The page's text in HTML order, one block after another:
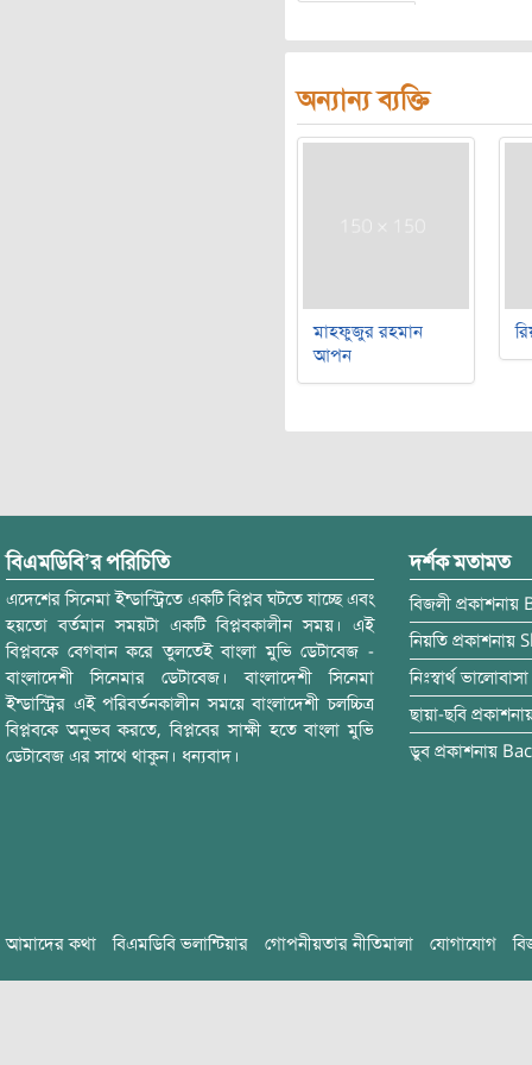
অন্যান্য ব্যক্তি
মাহফুজুর রহমান
আপন
বিএমডিবি’র পরিচিতি
এদেশের সিনেমা ইন্ডাস্ট্রিতে একটি বিপ্লব ঘটতে যাচ্ছে এবং
হয়তো বর্তমান সময়টা একটি বিপ্লবকালীন সময়। এই
বিপ্লবকে বেগবান করে তুলতেই বাংলা মুভি ডেটাবেজ -
বাংলাদেশী সিনেমার ডেটাবেজ। বাংলাদেশী সিনেমা
ইন্ডাস্ট্রির এই পরিবর্তনকালীন সময়ে বাংলাদেশী চলচ্চিত্র
বিপ্লবকে অনুভব করতে, বিপ্লবের সাক্ষী হতে বাংলা মুভি
ডেটাবেজ এর সাথে থাকুন। ধন্যবাদ।
দর্শক মতামত
বিজলী প্রকাশনায়
নিয়তি প্রকাশনায়
নিঃস্বার্থ ভালোবাসা
ছায়া-ছবি
ডুব প্রকাশনায়
আমাদের কথা বিএমডিবি ভলান্টিয়ার গোপনীয়তার নীতিমালা যোগাযোগ